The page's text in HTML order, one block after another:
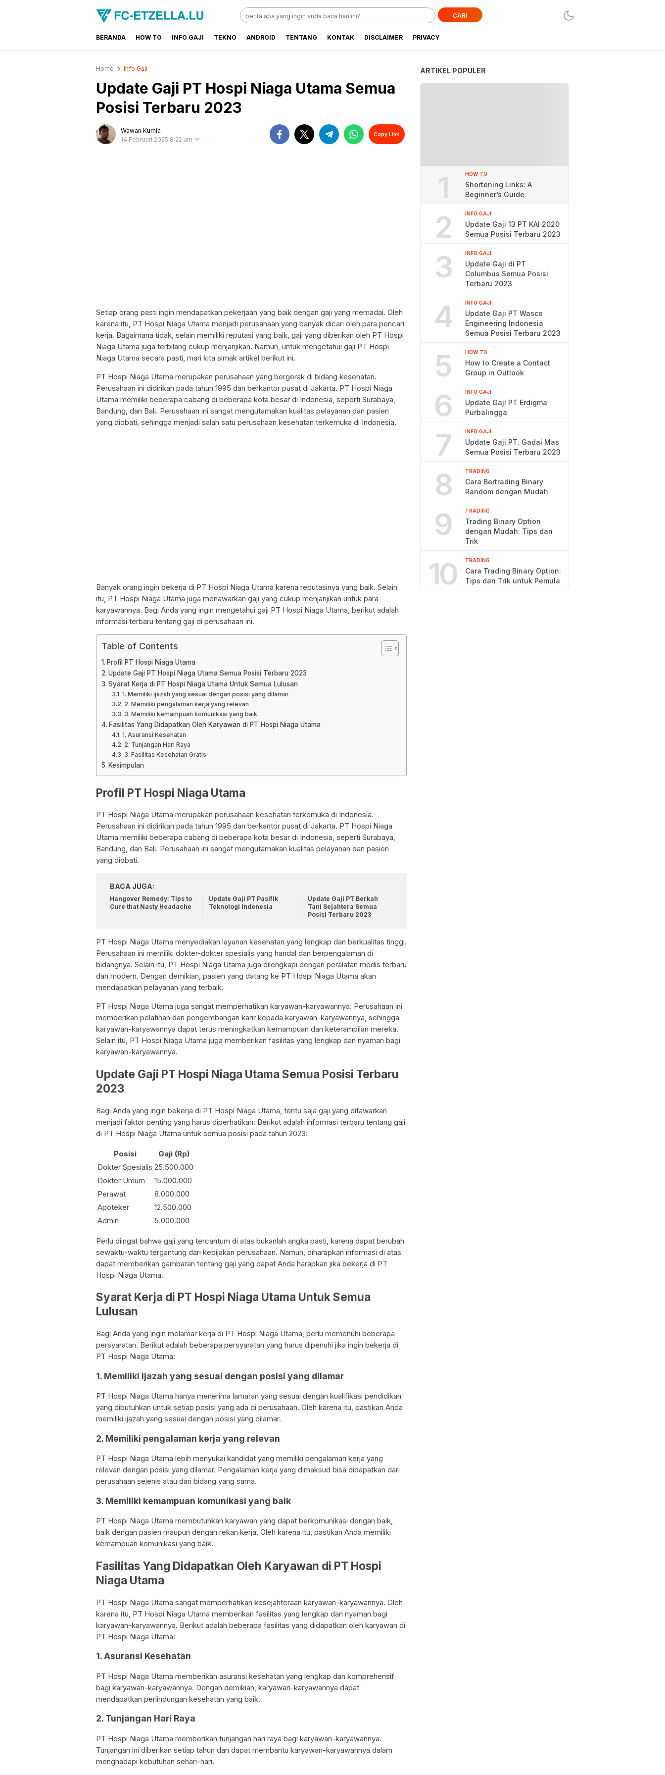
FC-ETZELLA.LU
Share & Learn The World
CARI
BERANDA HOW TO INFO GAJI TEKNO ANDROID TENTANG KONTAK DISCLAIMER PRIVACY
Home Info Gaji
Update Gaji PT Hospi Niaga Utama Semua
Posisi Terbaru 2023
Wawan Kurnia
14 Februari 2025 8:22 am
Copy Link
Setiap orang pasti ingin mendapatkan pekerjaan yang baik dengan gaji yang memadai. Oleh
karena itu, PT Hospi Niaga Utama menjadi perusahaan yang banyak dicari oleh para pencari
kerja. Bagaimana tidak, selain memiliki reputasi yang baik, gaji yang diberikan oleh PT Hospi
Niaga Utama juga terbilang cukup menjanjikan. Namun, untuk mengetahui gaji PT Hospi
Niaga Utama secara pasti, mari kita simak artikel berikut ini.
PT Hospi Niaga Utama merupakan perusahaan yang bergerak di bidang kesehatan.
Perusahaan ini didirikan pada tahun 1995 dan berkantor pusat di Jakarta. PT Hospi Niaga
Utama memiliki beberapa cabang di beberapa kota besar di Indonesia, seperti Surabaya,
Bandung, dan Bali. Perusahaan ini sangat mengutamakan kualitas pelayanan dan pasien
yang diobati, sehingga menjadi salah satu perusahaan kesehatan terkemuka di Indonesia.
Banyak orang ingin bekerja di PT Hospi Niaga Utama karena reputasinya yang baik. Selain
itu, PT Hospi Niaga Utama juga menawarkan gaji yang cukup menjanjikan untuk para
karyawannya. Bagi Anda yang ingin mengetahui gaji PT Hospi Niaga Utama, berikut adalah
informasi terbaru tentang gaji di perusahaan ini.
Table of Contents
Profil PT Hospi Niaga Utama
Update Gaji PT Hospi Niaga Utama Semua Posisi Terbaru 2023
Syarat Kerja di PT Hospi Niaga Utama Untuk Semua Lulusan
1. Memiliki ijazah yang sesuai dengan posisi yang dilamar
2. Memiliki pengalaman kerja yang relevan
3. Memiliki kemampuan komunikasi yang baik
Fasilitas Yang Didapatkan Oleh Karyawan di PT Hospi Niaga Utama
1. Asuransi Kesehatan
2. Tunjangan Hari Raya
3. Fasilitas Kesehatan Gratis
Kesimpulan
Profil PT Hospi Niaga Utama
PT Hospi Niaga Utama merupakan perusahaan kesehatan terkemuka di Indonesia.
Perusahaan ini didirikan pada tahun 1995 dan berkantor pusat di Jakarta. PT Hospi Niaga
Utama memiliki beberapa cabang di beberapa kota besar di Indonesia, seperti Surabaya,
Bandung, dan Bali. Perusahaan ini sangat mengutamakan kualitas pelayanan dan pasien
yang diobati.
BACA JUGA:
Hangover Remedy: Tips to
Cure that Nasty Headache
Update Gaji PT Pasifik
Teknologi Indonesia
Update Gaji PT Berkah
Tani Sejahtera Semua
Posisi Terbaru 2023
PT Hospi Niaga Utama menyediakan layanan kesehatan yang lengkap dan berkualitas tinggi.
Perusahaan ini memiliki dokter-dokter spesialis yang handal dan berpengalaman di
bidangnya. Selain itu, PT Hospi Niaga Utama juga dilengkapi dengan peralatan medis terbaru
dan modern. Dengan demikian, pasien yang datang ke PT Hospi Niaga Utama akan
mendapatkan pelayanan yang terbaik.
PT Hospi Niaga Utama juga sangat memperhatikan karyawan-karyawannya. Perusahaan ini
memberikan pelatihan dan pengembangan karir kepada karyawan-karyawannya, sehingga
karyawan-karyawannya dapat terus meningkatkan kemampuan dan keterampilan mereka.
Selain itu, PT Hospi Niaga Utama juga memberikan fasilitas yang lengkap dan nyaman bagi
karyawan-karyawannya.
Update Gaji PT Hospi Niaga Utama Semua Posisi Terbaru
2023
Bagi Anda yang ingin bekerja di PT Hospi Niaga Utama, tentu saja gaji yang ditawarkan
menjadi faktor penting yang harus diperhatikan. Berikut adalah informasi terbaru tentang gaji
di PT Hospi Niaga Utama untuk semua posisi pada tahun 2023:
Posisi
Gaji (Rp)
Dokter Spesialis 25.500.000
Dokter Umum
15.000.000
Perawat
8.000.000
Apoteker
12.500.000
Admin
5.000.000
Perlu diingat bahwa gaji yang tercantum di atas bukanlah angka pasti, karena dapat berubah
sewaktu-waktu tergantung dari kebijakan perusahaan. Namun, diharapkan informasi di atas
dapat memberikan gambaran tentang gaji yang dapat Anda harapkan jika bekerja di PT
Hospi Niaga Utama.
Syarat Kerja di PT Hospi Niaga Utama Untuk Semua
Lulusan
Bagi Anda yang ingin melamar kerja di PT Hospi Niaga Utama, perlu memenuhi beberapa
persyaratan. Berikut adalah beberapa persyaratan yang harus dipenuhi jika ingin bekerja di
PT Hospi Niaga Utama:
1. Memiliki ijazah yang sesuai dengan posisi yang dilamar
PT Hospi Niaga Utama hanya menerima lamaran yang sesuai dengan kualifikasi pendidikan
yang dibutuhkan untuk setiap posisi yang ada di perusahaan. Oleh karena itu, pastikan Anda
memiliki ijazah yang sesuai dengan posisi yang dilamar.
2. Memiliki pengalaman kerja yang relevan
PT Hospi Niaga Utama lebih menyukai kandidat yang memiliki pengalaman kerja yang
relevan dengan posisi yang dilamar. Pengalaman kerja yang dimaksud bisa didapatkan dari
perusahaan sejenis atau dari bidang yang sama.
3. Memiliki kemampuan komunikasi yang baik
PT Hospi Niaga Utama membutuhkan karyawan yang dapat berkomunikasi dengan baik,
baik dengan pasien maupun dengan rekan kerja. Oleh karena itu, pastikan Anda memiliki
kemampuan komunikasi yang baik.
Fasilitas Yang Didapatkan Oleh Karyawan di PT Hospi
Niaga Utama
PT Hospi Niaga Utama sangat memperhatikan kesejahteraan karyawan-karyawannya. Oleh
karena itu, PT Hospi Niaga Utama memberikan fasilitas yang lengkap dan nyaman bagi
karyawan-karyawannya. Berikut adalah beberapa fasilitas yang didapatkan oleh karyawan di
PT Hospi Niaga Utama:
1. Asuransi Kesehatan
PT Hospi Niaga Utama memberikan asuransi kesehatan yang lengkap dan komprehensif
bagi karyawan-karyawannya. Dengan demikian, karyawan-karyawannya dapat
mendapatkan perlindungan kesehatan yang baik.
2. Tunjangan Hari Raya
PT Hospi Niaga Utama memberikan tunjangan hari raya bagi karyawan-karyawannya.
Tunjangan ini diberikan setiap tahun dan dapat membantu karyawan-karyawannya dalam
menghadapi kebutuhan sehari-hari.
ARTIKEL POPULER
1 HOW TO
Shortening Links: A
Beginner’s Guide
2 INFO GAJI
Update Gaji 13 PT KAI 2020
Semua Posisi Terbaru 2023
3 INFO GAJI
Update Gaji di PT
Columbus Semua Posisi
Terbaru 2023
4 INFO GAJI
Update Gaji PT Wasco
Engineering Indonesia
Semua Posisi Terbaru 2023
5 HOW TO
How to Create a Contact
Group in Outlook
6 INFO GAJI
Update Gaji PT Erdigma
Purbalingga
7 INFO GAJI
Update Gaji PT. Gadai Mas
Semua Posisi Terbaru 2023
8 TRADING
Cara Bertrading Binary
Random dengan Mudah
9 TRADING
Trading Binary Option
dengan Mudah: Tips dan
Trik
10 TRADING
Cara Trading Binary Option:
Tips dan Trik untuk Pemula